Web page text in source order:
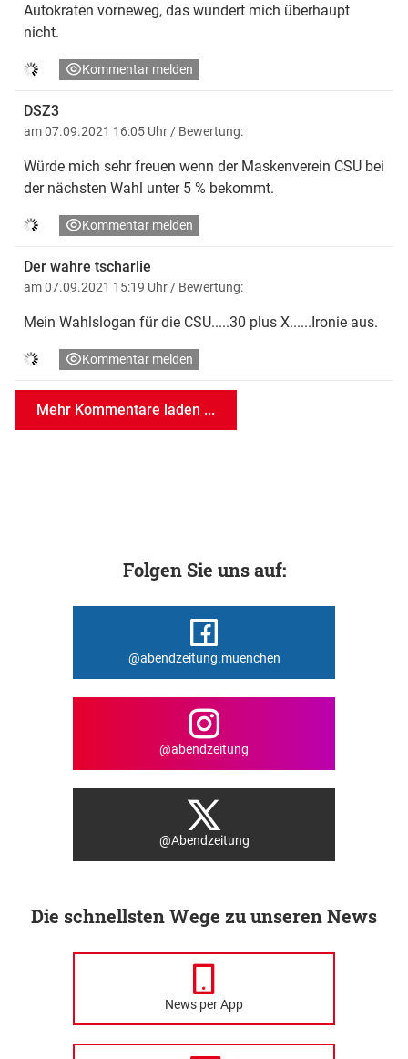
Autokraten vorneweg, das wundert mich überhaupt
nicht.
Kommentar melden
DSZ3
am 07.09.2021 16:05 Uhr / Bewertung:
Würde mich sehr freuen wenn der Maskenverein CSU bei
der nächsten Wahl unter 5 % bekommt.
Kommentar melden
Der wahre tscharlie
am 07.09.2021 15:19 Uhr / Bewertung:
Mein Wahlslogan für die CSU.....30 plus X......Ironie aus.
Kommentar melden
Mehr Kommentare laden ...
Folgen Sie uns auf:
@abendzeitung.muenchen
@abendzeitung
@Abendzeitung
Die schnellsten Wege zu unseren News
News per App